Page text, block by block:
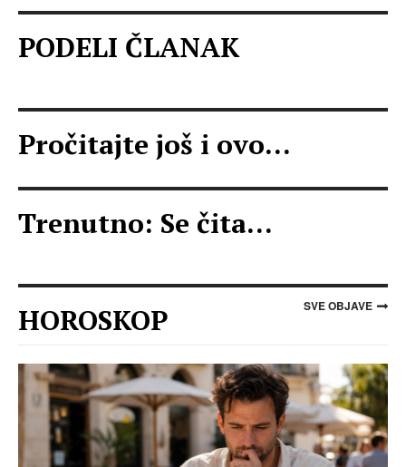
PODELI ČLANAK
Pročitajte još i ovo...
Trenutno: Se čita...
HOROSKOP SVE OBJAVE